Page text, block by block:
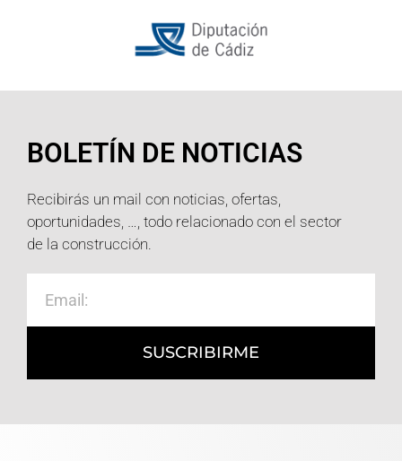
BOLETÍN DE NOTICIAS
Recibirás un mail con noticias, ofertas,
oportunidades, …, todo relacionado con el sector
de la construcción.
SUSCRIBIRME